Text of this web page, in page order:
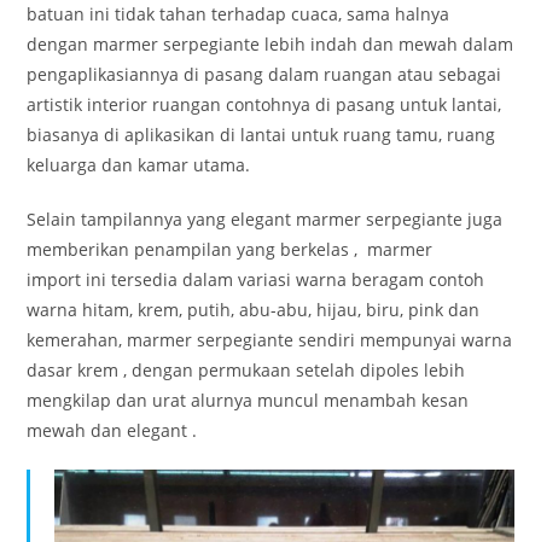
batuan ini tidak tahan terhadap cuaca, sama halnya
dengan marmer serpegiante lebih indah dan mewah dalam
pengaplikasiannya di pasang dalam ruangan atau sebagai
artistik interior ruangan contohnya di pasang untuk lantai,
biasanya di aplikasikan di lantai untuk ruang tamu, ruang
keluarga dan kamar utama.
Selain tampilannya yang elegant marmer serpegiante juga
memberikan penampilan yang berkelas , marmer
import ini tersedia dalam variasi warna beragam contoh
warna hitam, krem, putih, abu-abu, hijau, biru, pink dan
kemerahan, marmer serpegiante sendiri mempunyai warna
dasar krem , dengan permukaan setelah dipoles lebih
mengkilap dan urat alurnya muncul menambah kesan
mewah dan elegant .